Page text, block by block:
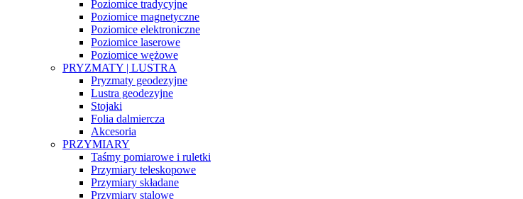
Poziomice tradycyjne
Poziomice magnetyczne
Poziomice elektroniczne
Poziomice laserowe
Poziomice wężowe
PRYZMATY | LUSTRA
Pryzmaty geodezyjne
Lustra geodezyjne
Stojaki
Folia dalmiercza
Akcesoria
PRZYMIARY
Taśmy pomiarowe i ruletki
Przymiary teleskopowe
Przymiary składane
Przymiary stalowe